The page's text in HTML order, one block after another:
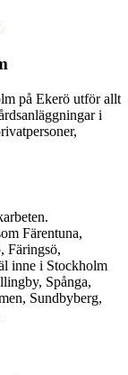
på Ekerö utför allt
i
Färentuna,
Färingsö,
inne i Stockholm
Spånga,
Sundbyberg,